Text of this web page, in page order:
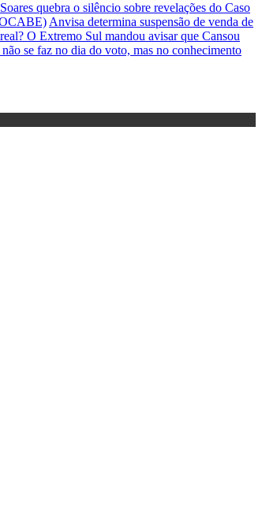
quebra o silêncio sobre revelações do Caso
Anvisa determina suspensão de venda de
O Extremo Sul mandou avisar que Cansou
se faz no dia do voto, mas no conhecimento